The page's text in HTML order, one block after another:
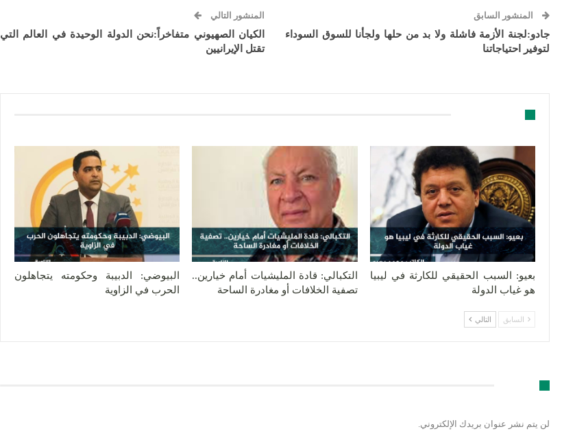
المنشور السابق
جادو:لجنة الأزمة فاشلة ولا بد من حلها ولجأنا للسوق السوداء
لتوفير احتياجاتنا
المنشور التالي
الكيان الصهيوني متفاخراً:نحن الدولة الوحيدة في العالم التي
تقتل الإيرانيين
بعيو: السبب الحقيقي للكارثة في ليبيا
هو غياب الدولة
التكبالي: قادة المليشيات أمام خيارين..
تصفية الخلافات أو مغادرة الساحة
البيوضي: الدبيبة وحكومته يتجاهلون
الحرب في الزاوية
السابق التالي
لن يتم نشر عنوان بريدك الإلكتروني.